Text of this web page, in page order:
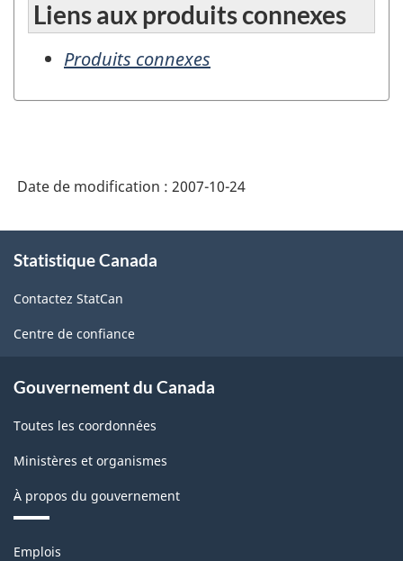
Liens aux produits connexes
Produits connexes
Date de modification : 2007-10-24
propos
ce
site
Statistique Canada
Contactez StatCan
Centre de confiance
Gouvernement du Canada
Toutes les coordonnées
Ministères et organismes
À propos du gouvernement
Thèmes
Emplois